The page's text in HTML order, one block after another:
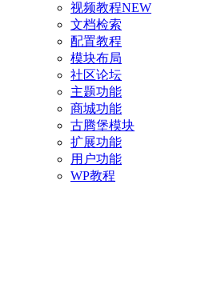
视频教程NEW
文档检索
配置教程
模块布局
社区论坛
主题功能
商城功能
古腾堡模块
扩展功能
用户功能
WP教程